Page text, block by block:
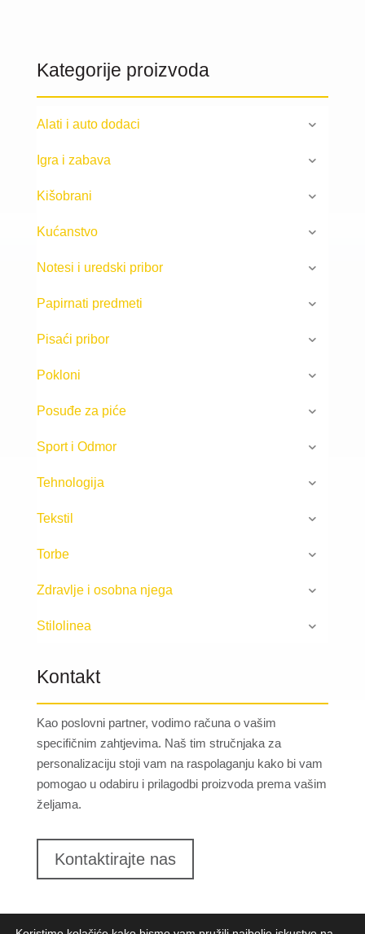
Kategorije proizvoda
Alati i auto dodaci
Igra i zabava
Kišobrani
Kućanstvo
Notesi i uredski pribor
Papirnati predmeti
Pisaći pribor
Pokloni
Posuđe za piće
Sport i Odmor
Tehnologija
Tekstil
Torbe
Zdravlje i osobna njega
Stilolinea
Kontakt
Kao poslovni partner, vodimo računa o vašim
specifičnim zahtjevima. Naš tim stručnjaka za
personalizaciju stoji vam na raspolaganju kako bi vam
pomogao u odabiru i prilagodbi proizvoda prema vašim
željama.
Kontaktirajte nas